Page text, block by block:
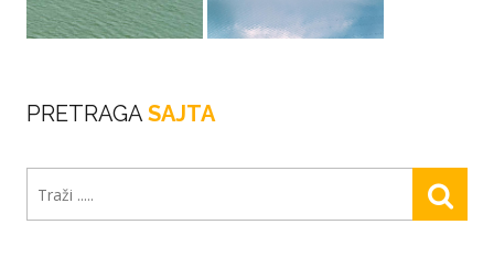
PRETRAGA SAJTA